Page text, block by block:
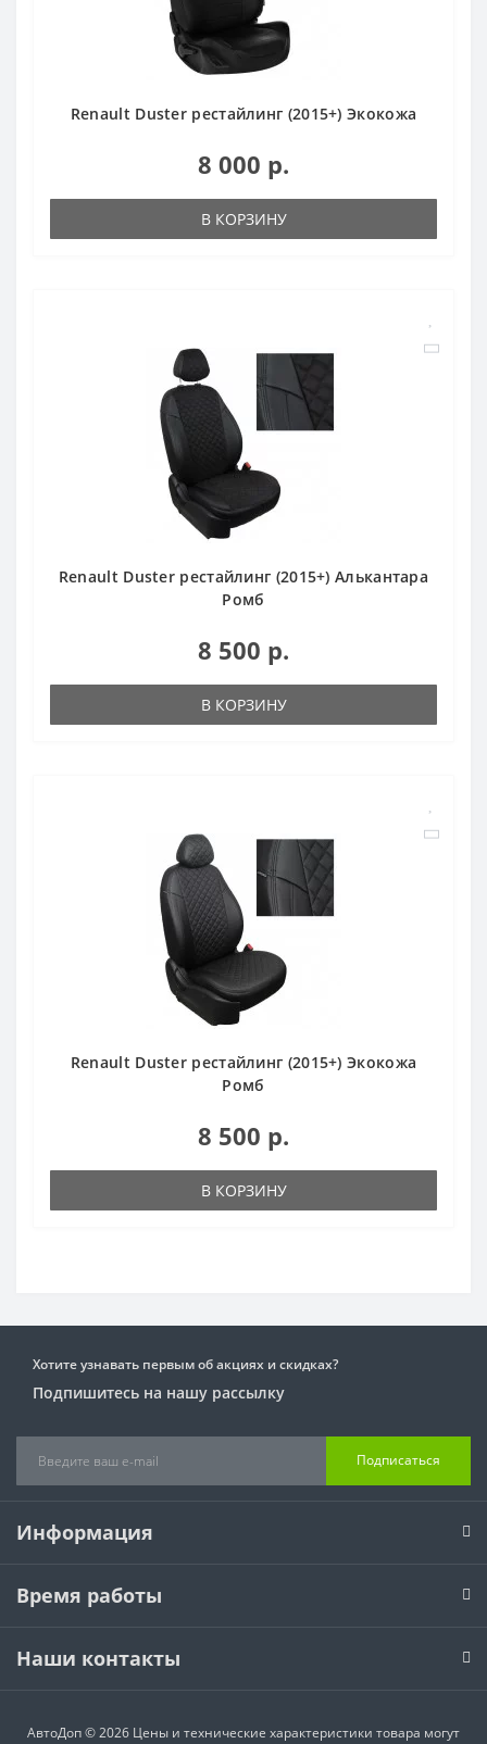
Renault Duster рестайлинг (2015+) Экокожа
8 000 р.
В КОРЗИНУ
Renault Duster рестайлинг (2015+) Алькантара
Ромб
8 500 р.
В КОРЗИНУ
Renault Duster рестайлинг (2015+) Экокожа
Ромб
8 500 р.
В КОРЗИНУ
Хотите узнавать первым об акциях и скидках?
Подпишитесь на нашу рассылку
Подписаться
Информация
Время работы
Наши контакты
АвтоДоп © 2026 Цены и технические характеристики товара могут